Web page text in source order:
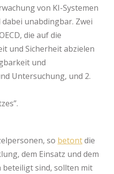
von KI-Systemen
unabdingbar. Zwei
die auf die
und Sicherheit abzielen
und
Untersuchung, und 2.
so betontdie
dem Einsatz und dem
beteiligt sind, sollten mit